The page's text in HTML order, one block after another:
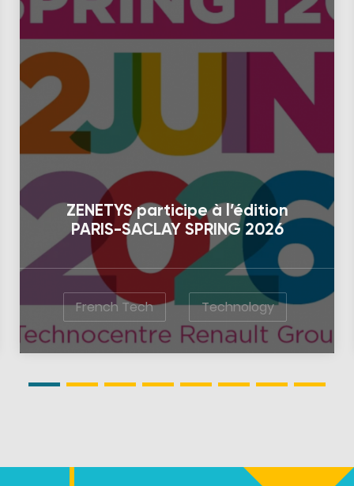
ZENETYS participe à l’édition
PARIS-SACLAY SPRING 2026
French Tech Technology